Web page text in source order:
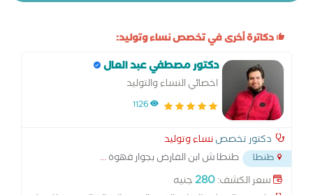
دكاترة أخرى في تخصص نساء وتوليد:
دكتور مصطفي عبد العال
اخصائي النساء والتوليد
1126
دكتور تخصصنساء وتوليد
طنطا طنطا ش ابن الفارض بجوار قهوة...
سعر الكشف:280جنيه